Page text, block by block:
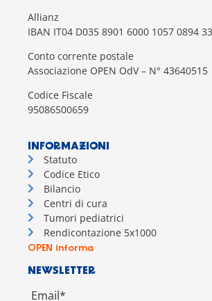
Allianz
IBAN IT04 D035 8901 6000 1057 0894
Conto corrente postale
Associazione OPEN OdV – N° 43640515
Codice Fiscale
95086500659
INFORMAZIONI
Statuto
Codice Etico
Bilancio
Centri di cura
Tumori pediatrici
Rendicontazione 5x1000
OPEN informa
NEWSLETTER
Email*